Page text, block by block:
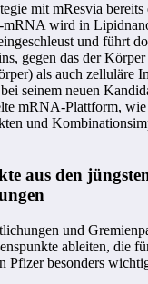
mit mResvia
wird in
und führt
gegen das der
als auch zelluläre
seinem neuen
mRNA-Plattform, wie
und
aus den
und
ableiten, die
Pfizer besonders